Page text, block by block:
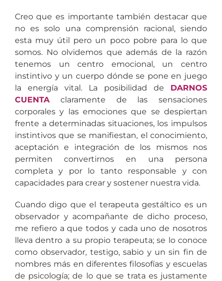
Creo que es importante también destacar que
no es solo una comprensión racional, siendo
esta muy útil pero un poco pobre para lo que
somos. No olvidemos que además de la razón
tenemos un centro emocional, un centro
instintivo y un cuerpo dónde se pone en juego
la energía vital. La posibilidad de DARNOS
CUENTAclaramente de las sensaciones
corporales y las emociones que se despiertan
frente a determinadas situaciones, los impulsos
instintivos que se manifiestan, el conocimiento,
aceptación e integración de los mismos nos
permiten convertirnos en una persona
completa y por lo tanto responsable y con
capacidades para crear y sostener nuestra vida.
Cuando digo que el terapeuta gestáltico es un
observador y acompañante de dicho proceso,
me refiero a que todos y cada uno de nosotros
lleva dentro a su propio terapeuta; se lo conoce
como observador, testigo, sabio y un sin fin de
nombres más en diferentes filosofías y escuelas
de psicología; de lo que se trata es justamente